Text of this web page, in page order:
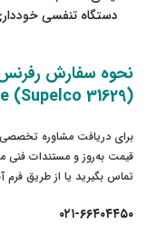
دستگاه تنفسی
نحوه سفارش رفرنس
(Supelco 31629)
قیمت به‌روز و مستندات فنی
تماس بگیرید یا از طریق فرم
۰۲۱-۶۶۴۰۴۴۵۰